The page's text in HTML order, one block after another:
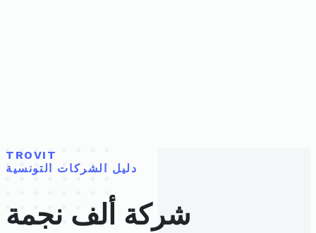
TROVIT
دليل الشركات التونسية
شركة ألف نجمة